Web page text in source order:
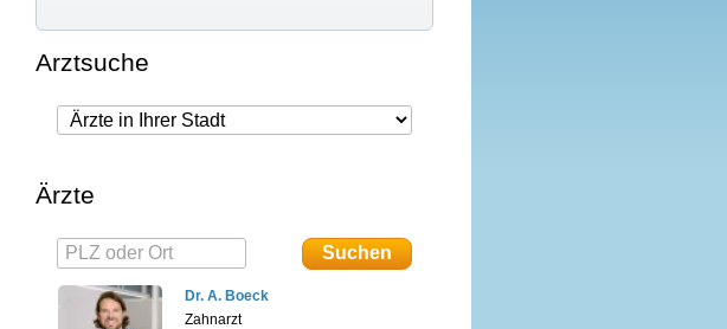
Arztsuche
Ärzte
Dr. A. Boeck
Zahnarzt